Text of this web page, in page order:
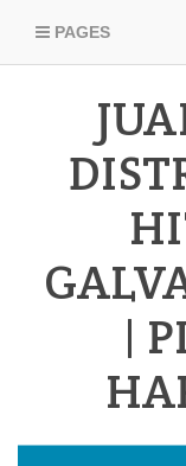
PAGES
|